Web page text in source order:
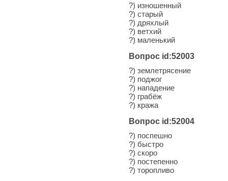
?) изношенный
?) старый
?) дряхлый
?) ветхий
?) маленький
Вопрос id:52003
?) землетрясение
?) поджог
?) нападение
?) грабёж
?) кража
Вопрос id:52004
?) поспешно
?) быстро
?) скоро
?) постепенно
?) торопливо